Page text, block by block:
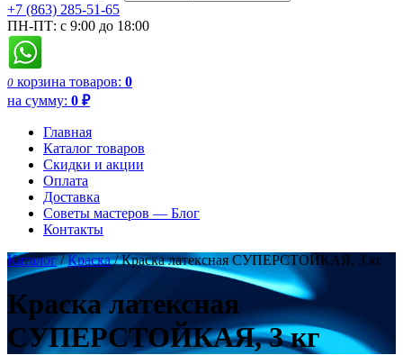
+7 (863) 285-51-65
ПН-ПТ: с 9:00 до 18:00
0 корзина товаров: 0
на сумму: 0 ₽
Главная
Каталог товаров
Скидки и акции
Оплата
Доставка
Советы мастеров — Блог
Контакты
Каталог/Краска/ Краска латексная СУПЕРСТОЙКАЯ, 3 кг
Краска латексная
СУПЕРСТОЙКАЯ, 3 кг